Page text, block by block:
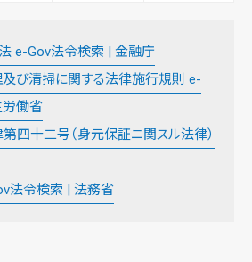
e-Gov法令検索 | 金融庁
び清掃に関する法律施行規則 e-
働省
四十二号（身元保証ニ関スル法律）
法令検索 | 法務省